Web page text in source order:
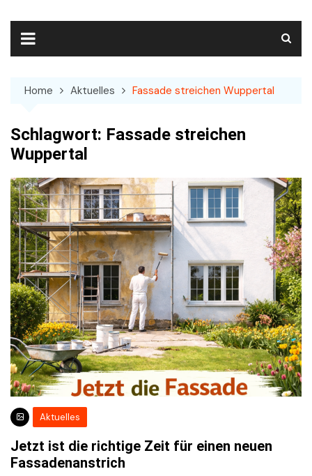
content
Home Aktuelles Fassade streichen Wuppertal
Schlagwort: Fassade streichen
Wuppertal
Aktuelles
Jetzt ist die richtige Zeit für einen neuen
Fassadenanstrich